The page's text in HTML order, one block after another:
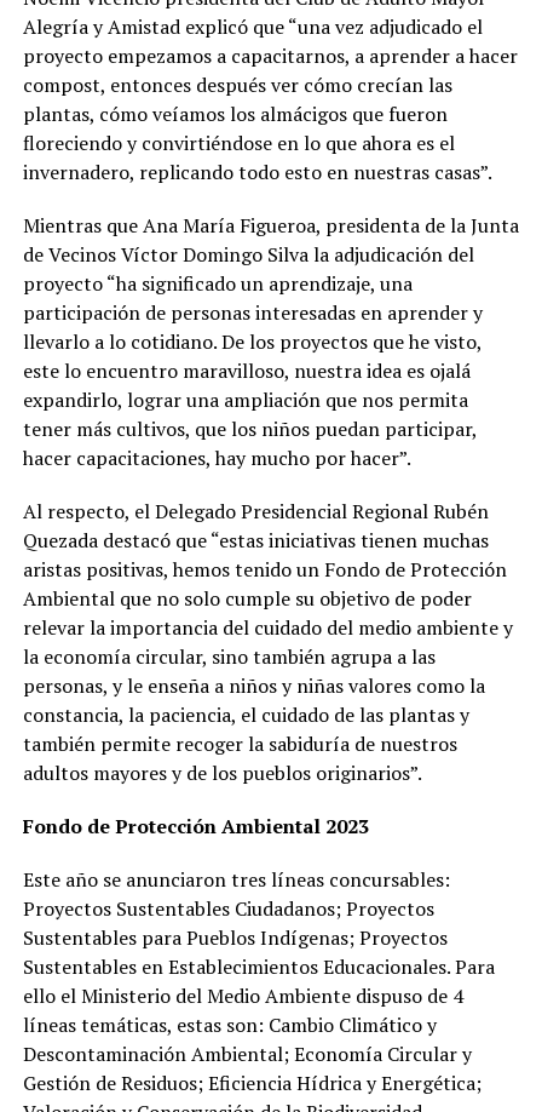
Alegría y Amistad explicó que “una vez adjudicado el
proyecto empezamos a capacitarnos, a aprender a hacer
compost, entonces después ver cómo crecían las
plantas, cómo veíamos los almácigos que fueron
floreciendo y convirtiéndose en lo que ahora es el
invernadero, replicando todo esto en nuestras casas”.
Mientras que Ana María Figueroa, presidenta de la Junta
de Vecinos Víctor Domingo Silva la adjudicación del
proyecto “ha significado un aprendizaje, una
participación de personas interesadas en aprender y
llevarlo a lo cotidiano. De los proyectos que he visto,
este lo encuentro maravilloso, nuestra idea es ojalá
expandirlo, lograr una ampliación que nos permita
tener más cultivos, que los niños puedan participar,
hacer capacitaciones, hay mucho por hacer”.
Al respecto, el Delegado Presidencial Regional Rubén
Quezada destacó que “estas iniciativas tienen muchas
aristas positivas, hemos tenido un Fondo de Protección
Ambiental que no solo cumple su objetivo de poder
relevar la importancia del cuidado del medio ambiente y
la economía circular, sino también agrupa a las
personas, y le enseña a niños y niñas valores como la
constancia, la paciencia, el cuidado de las plantas y
también permite recoger la sabiduría de nuestros
adultos mayores y de los pueblos originarios”.
Fondo de Protección Ambiental 2023
Este año se anunciaron tres líneas concursables:
Proyectos Sustentables Ciudadanos; Proyectos
Sustentables para Pueblos Indígenas; Proyectos
Sustentables en Establecimientos Educacionales. Para
ello el Ministerio del Medio Ambiente dispuso de 4
líneas temáticas, estas son: Cambio Climático y
Descontaminación Ambiental; Economía Circular y
Gestión de Residuos; Eficiencia Hídrica y Energética;